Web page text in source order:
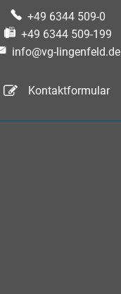
+49 6344 509-0
+49 6344 509-199
info@vg-lingenfeld.de
Kontaktformular